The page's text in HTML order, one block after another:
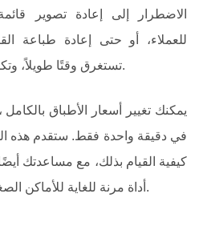
الاضطرار إلى إعادة تصوير
للعملاء، أو حتى إعادة طباعة
تستغرق وقتًا طويلاً، وتكلف الكثير، وعرضة للارتباك.
، يمكنك تغيير أسعار الأطباق بالكامل
في دقيقة واحدة فقط. ستقدم هذه
كيفية القيام بذلك، مع مساعدتك
QR أداة مرنة للغاية للأماكن الصغيرة في العصر الرقمي.